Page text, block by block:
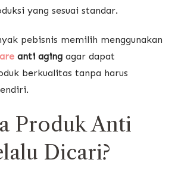
yang sesuai standar.
pebisnis memilih menggunakan
anti aging agar dapat
berkualitas tanpa harus
Produk Anti
Dicari?